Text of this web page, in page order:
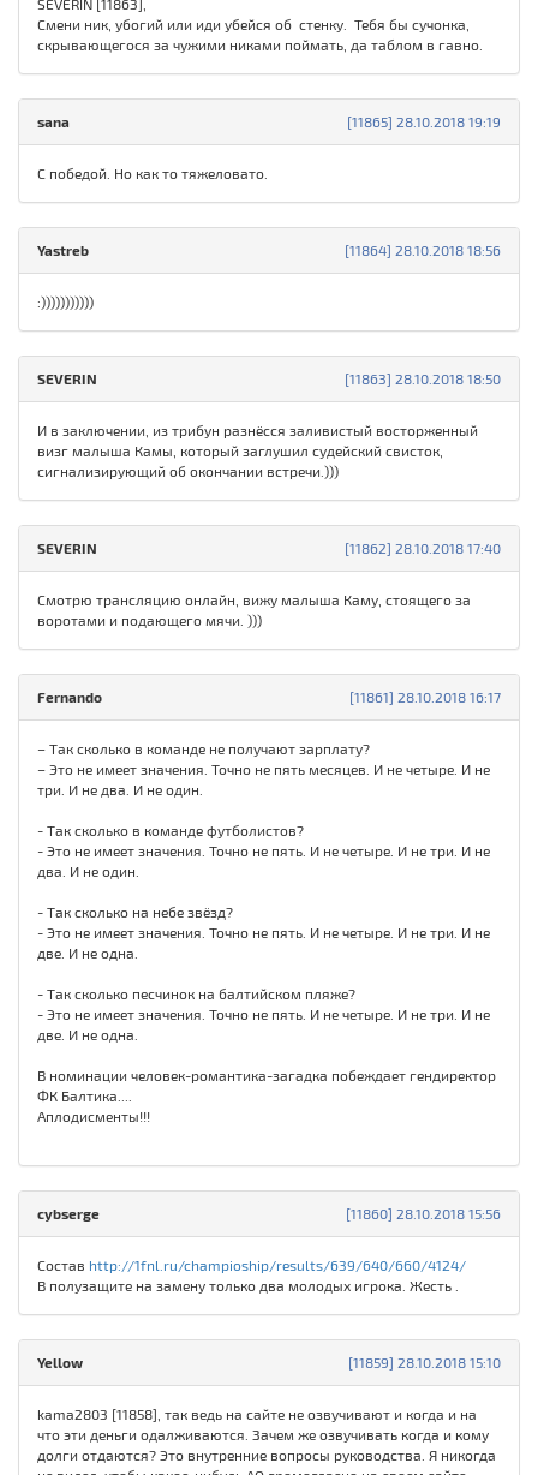
SЕVERIN [11863],
Смени ник, убогий или иди убейся об стенку. Тебя бы сучонка,
скрывающегося за чужими никами поймать, да таблом в гавно.
[11865] 28.10.2018 19:19
sana
С победой. Но как то тяжеловато.
[11864] 28.10.2018 18:56
Yastreb
:)))))))))))
[11863] 28.10.2018 18:50
SЕVERIN
И в заключении, из трибун разнёсся заливистый восторженный
визг малыша Камы, который заглушил судейский свисток,
сигнализирующий об окончании встречи.)))
[11862] 28.10.2018 17:40
SЕVERIN
Смотрю трансляцию онлайн, вижу малыша Каму, стоящего за
воротами и подающего мячи. )))
[11861] 28.10.2018 16:17
Fernando
– Так сколько в команде не получают зарплату?
– Это не имеет значения. Точно не пять месяцев. И не четыре. И не
три. И не два. И не один.
- Так сколько в команде футболистов?
- Это не имеет значения. Точно не пять. И не четыре. И не три. И не
два. И не один.
- Так сколько на небе звёзд?
- Это не имеет значения. Точно не пять. И не четыре. И не три. И не
две. И не одна.
- Так сколько песчинок на балтийском пляже?
- Это не имеет значения. Точно не пять. И не четыре. И не три. И не
две. И не одна.
В номинации человек-романтика-загадка побеждает гендиректор
ФК Балтика....
Аплодисменты!!!
[11860] 28.10.2018 15:56
cybserge
Состав http://1fnl.ru/champioship/results/639/640/660/4124/
В полузащите на замену только два молодых игрока. Жесть .
[11859] 28.10.2018 15:10
Yellow
kama2803 [11858], так ведь на сайте не озвучивают и когда и на
что эти деньги одалживаются. Зачем же озвучивать когда и кому
долги отдаются? Это внутренние вопросы руководства. Я никогда